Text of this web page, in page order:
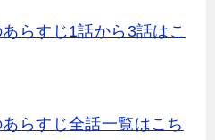
あらすじ1話から3話はこ
あらすじ全話一覧はこち